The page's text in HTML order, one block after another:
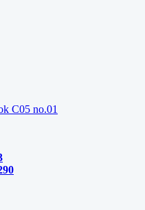
C05 no.01